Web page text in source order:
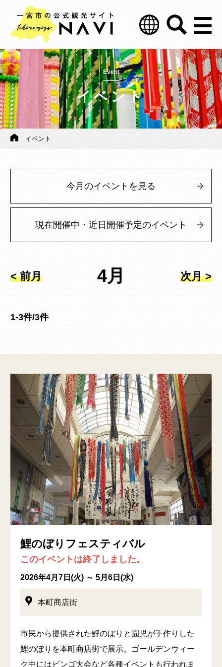
Event
イベント
イベント
今月のイベントを見る
現在開催中・近日開催予定のイベント
< 前月 4月 次月 >
1-3件/3件
鯉のぼりフェスティバル
このイベントは終了しました。
2026年4月7日(火) ～ 5月6日(水)
本町商店街
市民から提供された鯉のぼりと園児が手作りした
鯉のぼりを本町商店街で展示。ゴールデンウィー
ク中にはビンゴ大会など各種イベントも行われま